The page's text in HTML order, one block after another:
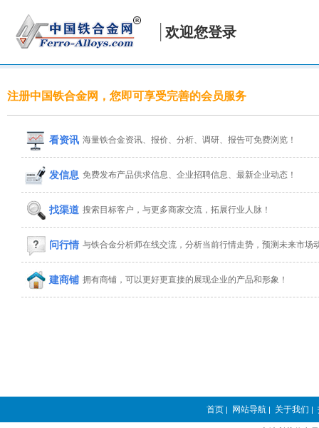
欢迎您登录
注册中国铁合金网，您即可享受完善的会员服务
看资讯 海量铁合金资讯、报价、分析、调研、报告可免费浏览！
发信息 免费发布产品供求信息、企业招聘信息、最新企业动态！
找渠道 搜索目标客户，与更多商家交流，拓展行业人脉！
问行情 与铁合金分析师在线交流，分析当前行情走势，预测未来市场
建商铺 拥有商铺，可以更好更直接的展现企业的产品和形象！
首页 | 网站导航 | 关于我们 |